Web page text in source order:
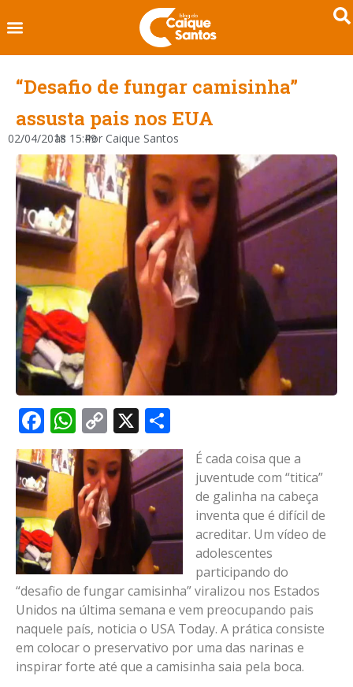
“Desafio de fungar camisinha”
assusta pais nos EUA
02/04/2018
às 15:49
Por Caique Santos
Facebook
WhatsApp
Copy
Link
X
É cada coisa que a
juventude com “titica”
de galinha na cabeça
inventa que é difícil de
acreditar. Um vídeo de
adolescentes
participando do
“desafio de fungar camisinha” viralizou nos Estados
Unidos na última semana e vem preocupando pais
naquele país, noticia o USA Today. A prática consiste
em colocar o preservativo por uma das narinas e
inspirar forte até que a camisinha saia pela boca.